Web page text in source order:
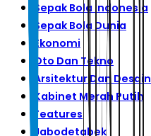
Sepak Bola Indonesia
Sepak Bola Dunia
Ekonomi
Oto Dan Tekno
Arsitektur Dan Desain
Kabinet Merah Putih
Features
Jabodetabek